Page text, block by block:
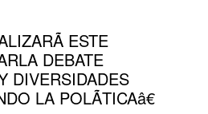
ESTE
DEBATE
DIVERSIDADES
LA POLÃTICAâ€